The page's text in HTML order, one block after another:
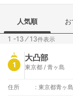
人気順
1 -13 ⁄13件表示
1
大凸部
東京都 / 青ヶ島
住所 : 東京都青ヶ